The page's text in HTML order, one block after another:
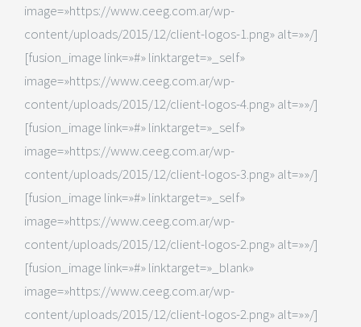
image=»https://www.ceeg.com.ar/wp-
content/uploads/2015/12/client-logos-1.png» alt=»»/]
[fusion_image link=»#» linktarget=»_self»
image=»https://www.ceeg.com.ar/wp-
content/uploads/2015/12/client-logos-4.png» alt=»»/]
[fusion_image link=»#» linktarget=»_self»
image=»https://www.ceeg.com.ar/wp-
content/uploads/2015/12/client-logos-3.png» alt=»»/]
[fusion_image link=»#» linktarget=»_self»
image=»https://www.ceeg.com.ar/wp-
content/uploads/2015/12/client-logos-2.png» alt=»»/]
[fusion_image link=»#» linktarget=»_blank»
image=»https://www.ceeg.com.ar/wp-
content/uploads/2015/12/client-logos-2.png» alt=»»/]